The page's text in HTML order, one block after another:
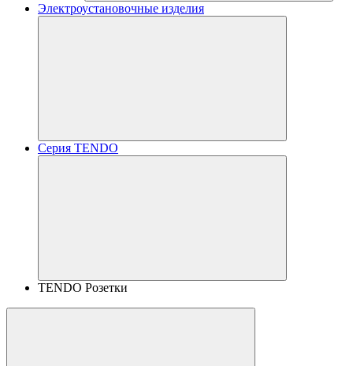
Электроустановочные изделия
Серия TENDO
TENDO Розетки